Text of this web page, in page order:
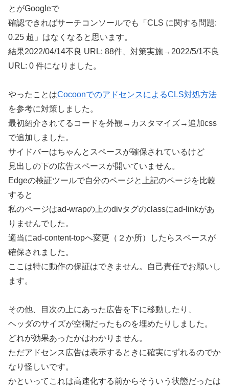
とがGoogleで
確認できればサーチコンソールでも「CLS に関する問題:
0.25 超」はなくなると思います。
結果2022/04/14不良 URL: 88件、対策実施→2022/5/1不良
URL: 0 件になりました。
やったことはCocoonでのアドセンスによるCLS対処方法
を参考に対策しました。
最初紹介されてるコードを外観→カスタマイズ→追加css
で追加しました。
サイドバーはちゃんとスペースが確保されているけど
見出しの下の広告スペースが開いていません。
Edgeの検証ツールで自分のページと上記のページを比較
すると
私のページはad-wrapの上のdivタグのclassにad-linkがあ
りませんでした。
適当にad-content-topへ変更（２か所）したらスペースが
確保されました。
ここは特に動作の保証はできません。自己責任でお願いし
ます。
その他、目次の上にあった広告を下に移動したり、
ヘッダのサイズが空欄だったものを埋めたりしました。
どれが効果あったかはわかりません。
ただアドセンス広告は表示するときに確実にずれるのでか
なり怪しいです。
かといってこれは高速化する前からそういう状態だったは